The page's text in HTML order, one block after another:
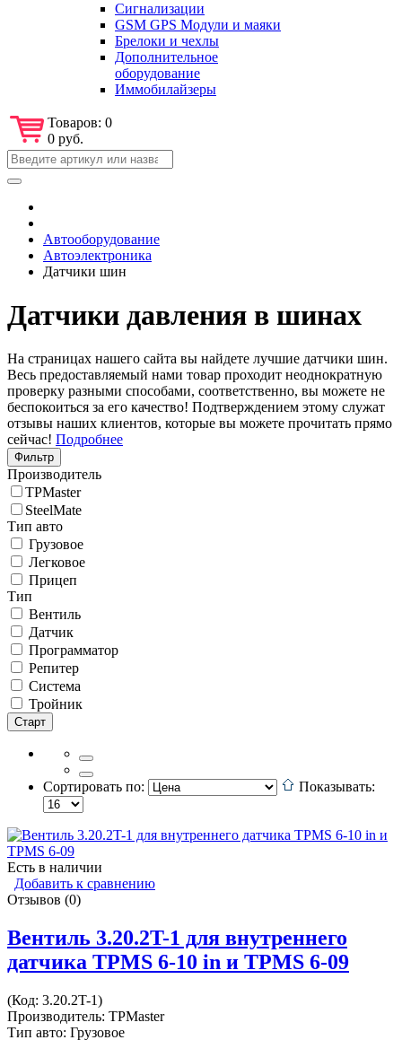
Сигнализации
GSM GPS Модули и маяки
Брелоки и чехлы
Дополнительное
оборудование
Иммобилайзеры
Товаров: 0
0 руб.
Автооборудование
Автоэлектроника
Датчики шин
Датчики давления в шинах
На страницах нашего сайта вы найдете лучшие датчики шин.
Весь предоставляемый нами товар проходит неоднократную
проверку разными способами, соответственно, вы можете не
беспокоиться за его качество! Подтверждением этому служат
отзывы наших клиентов, которые вы можете прочитать прямо
сейчас! Подробнее
Фильтр
Производитель
TPMaster
SteelMate
Тип авто
Грузовое
Легковое
Прицеп
Тип
Вентиль
Датчик
Программатор
Репитер
Система
Тройник
Сортировать по: Показывать:
Есть в наличии
Добавить к сравнению
Отзывов (0)
Вентиль 3.20.2T-1 для внутреннего
датчика TPMS 6-10 in и TPMS 6-09
(Код: 3.20.2T-1)
Производитель: TPMaster
Тип авто: Грузовое